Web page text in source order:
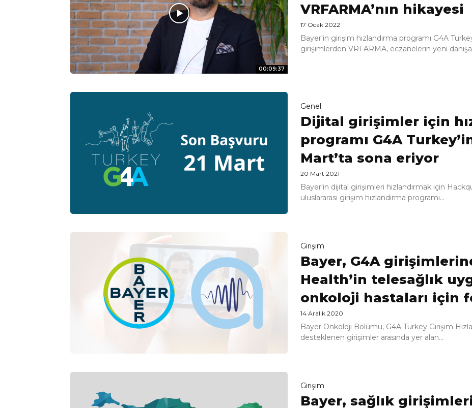
00:09:37
VRFARMA’nın hikayesi
17 Ocak 2022
Bayer'in girişim hızlandırma programı G4A
girişimlerden VRFARMA, eczanelerin yeni
Genel
Dijital girişimler için
programı G4A
Mart’ta sona eriyor
20 Mart 2021
Bayer'in dijital girişimleri hızlandırmak için
uluslararası girişim hızlandırma programı...
Girişim
Bayer, G4A
Health’in telesağlık
onkoloji hastaları için
14 Aralık 2020
Bayer Onkoloji Bölümü, G4A Turkey Girişim
desteklenen girişimler arasında yer alan...
Girişim
Bayer, sağlık